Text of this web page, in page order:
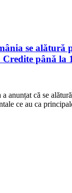
se alătură
Credite până la
anunțat că se
ce au ca